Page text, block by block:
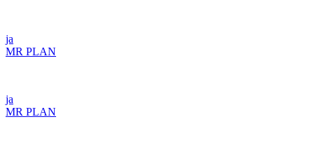
ja
MR PLAN
ja
MR PLAN